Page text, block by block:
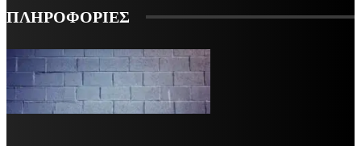
ΠΛΗΡΟΦΟΡΙΕΣ
VARiEMAi
OFFICIAL